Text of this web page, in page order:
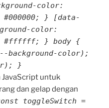
color:
} [data-
color:
#ffffff; } body {
background-color);
}
JavaScript untuk
dan gelap dengan
toggleSwitch =